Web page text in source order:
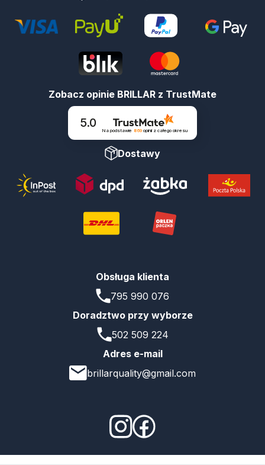
Zobacz opinie BRILLAR z TrustMate
5.0
Na podstawie 869 opinii z całego okresu
Dostawy
Obsługa klienta
795 990 076
Doradztwo przy wyborze
502 509 224
Adres e-mail
brillarquality@gmail.com